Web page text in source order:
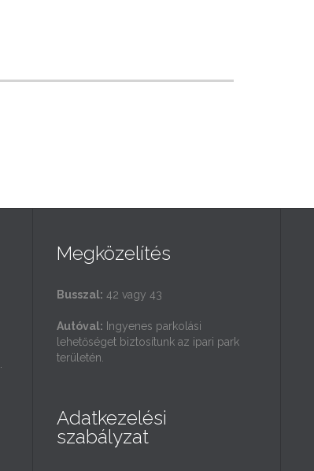
Megközelítés
Busszal: 42 vagy 43
Autóval: Ingyenes parkolási
lehetőséget biztosítunk az ipari park
területén.
Adatkezelési
szabályzat